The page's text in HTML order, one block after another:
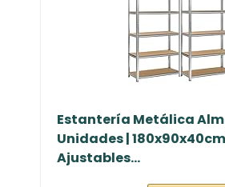
Estantería Metálica
Unidades |
Ajustables...